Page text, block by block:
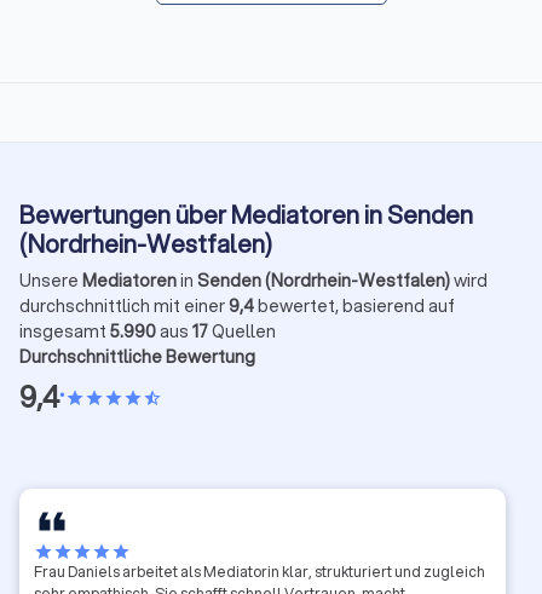
Bewertungen über Mediatoren in Senden
(Nordrhein-Westfalen)
Unsere Mediatorenin Senden (Nordrhein-Westfalen)wird
durchschnittlich mit einer9,4bewertet, basierend auf
insgesamt 5.990aus 17Quellen
Durchschnittliche Bewertung
9,4•starstarstarstarstar_half
starstarstarstarstar
Frau Daniels arbeitet als Mediatorin klar, strukturiert und zugleich